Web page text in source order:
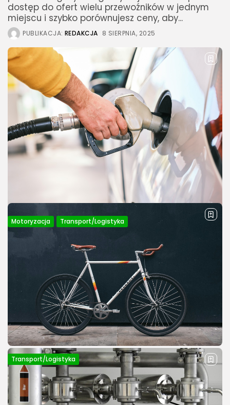
dostęp do ofert wielu przewoźników w jednym
miejscu i szybko porównujesz ceny, aby...
PUBLIKACJA: REDAKCJA 8 SIERPNIA, 2025
Motoryzacja Transport/Logistyka
Transport przyszłości: innowacje, które
ratują klimat
Dlaczego musimy zrewolucjonizować transport?
Kiedy mówimy o generowaniu dwutlenku węgla,
transport natychmiast trafia na listę głównych
winowajców. Odpowiada on za około 25%
globalnych emisji gazów cieplarnianych, a liczba
samochodów i...
PUBLIKACJA:REDAKCJA POLECOSYSTEM.PL 11 LIPCA, 2025
Transport/Logistyka
Ekomobilność w praktyce – od roweru po
transport publiczny
Ekomobilność to nie tylko modne hasło, lecz